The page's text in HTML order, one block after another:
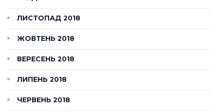
ЛИСТОПАД 2018
ЖОВТЕНЬ 2018
ВЕРЕСЕНЬ 2018
ЛИПЕНЬ 2018
ЧЕРВЕНЬ 2018